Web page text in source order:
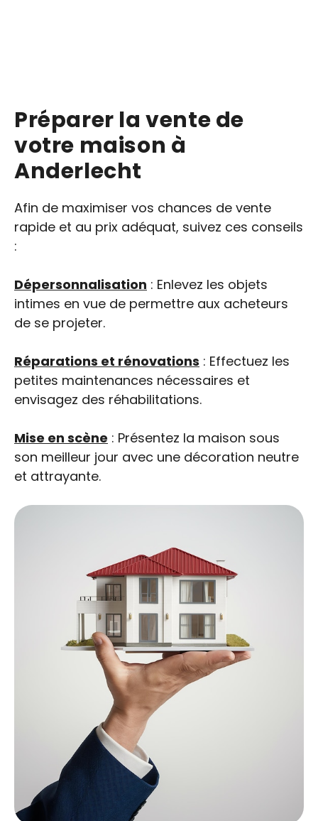
Préparer la vente de
votre maison à
Anderlecht
Afin de maximiser vos chances de vente
rapide et au prix adéquat, suivez ces conseils
:
Dépersonnalisation : Enlevez les objets
intimes en vue de permettre aux acheteurs
de se projeter.
Réparations et rénovations : Effectuez les
petites maintenances nécessaires et
envisagez des réhabilitations.
Mise en scène : Présentez la maison sous
son meilleur jour avec une décoration neutre
et attrayante.